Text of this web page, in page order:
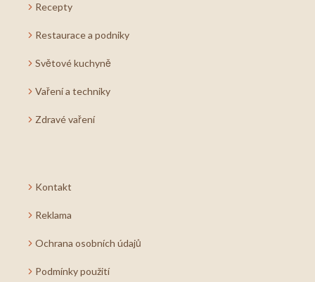
Recepty
Restaurace a podniky
Světové kuchyně
Vaření a techniky
Zdravé vaření
Kontakt
Reklama
Ochrana osobních údajů
Podmínky použití